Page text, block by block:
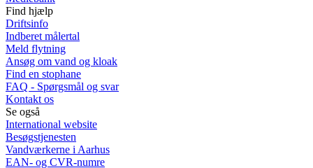
Find hjælp
Driftsinfo
Indberet målertal
Meld flytning
Ansøg om vand og kloak
Find en stophane
FAQ - Spørgsmål og svar
Kontakt os
Se også
International website
Besøgstjenesten
Vandværkerne i Aarhus
EAN- og CVR-numre